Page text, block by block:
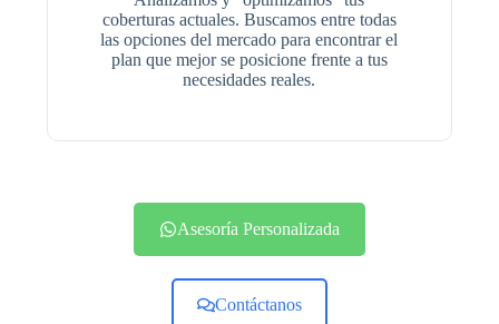
coberturas actuales. Buscamos entre todas
las opciones del mercado para encontrar el
plan que mejor se posicione frente a tus
necesidades reales.
Asesoría Personalizada
Contáctanos